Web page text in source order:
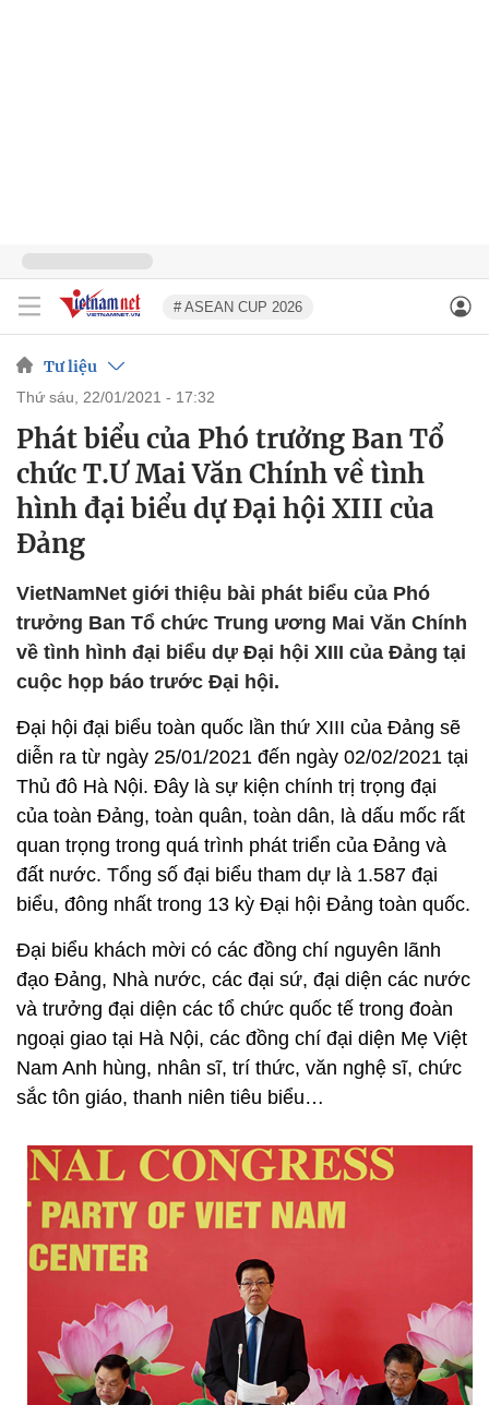
# ASEAN CUP 2026
Tư liệu
thứ sáu, 22/01/2021 - 17:32
Phát biểu của Phó trưởng Ban Tổ
chức T.Ư Mai Văn Chính về tình
hình đại biểu dự Đại hội XIII của
Đảng
VietNamNet giới thiệu bài phát biểu của Phó
trưởng Ban Tổ chức Trung ương Mai Văn Chính
về tình hình đại biểu dự Đại hội XIII của Đảng tại
cuộc họp báo trước Đại hội.
Đại hội đại biểu toàn quốc lần thứ XIII của Đảng sẽ
diễn ra từ ngày 25/01/2021 đến ngày 02/02/2021 tại
Thủ đô Hà Nội. Đây là sự kiện chính trị trọng đại
của toàn Đảng, toàn quân, toàn dân, là dấu mốc rất
quan trọng trong quá trình phát triển của Đảng và
đất nước. Tổng số đại biểu tham dự là 1.587 đại
biểu, đông nhất trong 13 kỳ Đại hội Đảng toàn quốc.
Đại biểu khách mời có các đồng chí nguyên lãnh
đạo Đảng, Nhà nước, các đại sứ, đại diện các nước
và trưởng đại diện các tổ chức quốc tế trong đoàn
ngoại giao tại Hà Nội, các đồng chí đại diện Mẹ Việt
Nam Anh hùng, nhân sĩ, trí thức, văn nghệ sĩ, chức
sắc tôn giáo, thanh niên tiêu biểu…